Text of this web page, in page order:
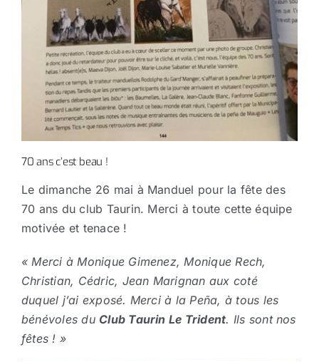
70 ans c’est beau !
Le dimanche 26 mai à Manduel pour la fête des
70 ans du club Taurin. Merci à toute cette équipe
motivée et tenace !
« Merci à Monique Gimenez, Monique Rech,
Christian, Cédric, Jean Marignan aux coté
duquel j’ai exposé. Merci à la Peña, à tous les
bénévoles du Club Taurin Le Trident. Ils sont nos
fêtes ! »